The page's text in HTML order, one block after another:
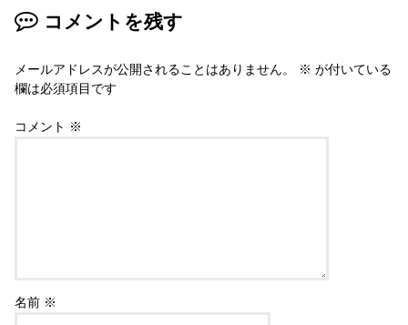
コメントを残す
メールアドレスが公開されることはありません。 ※ が付いている
欄は必須項目です
コメント ※
名前 ※